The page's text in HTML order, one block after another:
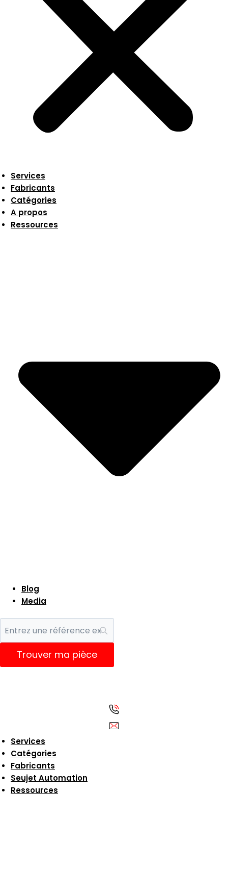
Services
Fabricants
Catégories
A propos
Ressources
Blog
Media
Trouver ma pièce
Services
Catégories
Fabricants
Seujet Automation
Ressources